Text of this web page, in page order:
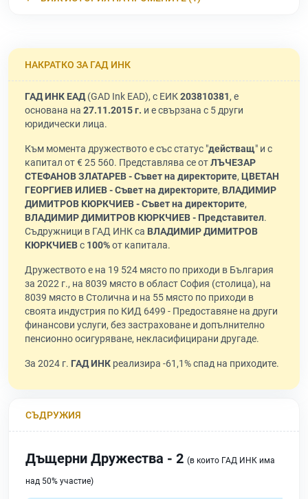
НАКРАТКО ЗА ГАД ИНК
ГАД ИНК ЕАД(GAD Ink EAD), с ЕИК203810381, е
основана на 27.11.2015 г. и е свързана с 5 други
юридически лица.
Към момента дружеството е със статус "действащ" и с
капитал от € 25 560. Представлява се отЛЪЧЕЗАР
СТЕФАНОВ ЗЛАТАРЕВ - Съвет на директорите, ЦВЕТАН
ГЕОРГИЕВ ИЛИЕВ - Съвет на директорите, ВЛАДИМИР
ДИМИТРОВ КЮРКЧИЕВ - Съвет на директорите,
ВЛАДИМИР ДИМИТРОВ КЮРКЧИЕВ - Представител.
Съдружници в ГАД ИНК са ВЛАДИМИР ДИМИТРОВ
КЮРКЧИЕВс 100%от капитала.
Дружеството е на 19 524 място по приходи в България
за 2022 г., на 8039 място в област София (столица), на
8039 място в Столична и на 55 място по приходи в
своята индустрия по КИД 6499 - Предоставяне на други
финансови услуги, без застраховане и допълнително
пенсионно осигуряване, некласифицирани другаде.
За 2024 г. ГАД ИНК реализира -61,1% спад на приходите.
СЪДРУЖИЯ
Дъщерни Дружества - 2 (в които ГАД ИНК има
над 50% участие)